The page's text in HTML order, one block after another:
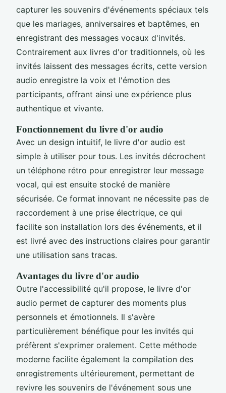
capturer les souvenirs d'événements spéciaux tels
que les mariages, anniversaires et baptêmes, en
enregistrant des messages vocaux d'invités.
Contrairement aux livres d'or traditionnels, où les
invités laissent des messages écrits, cette version
audio enregistre la voix et l'émotion des
participants, offrant ainsi une expérience plus
authentique et vivante.
Fonctionnement du livre d'or audio
Avec un design intuitif, le livre d'or audio est
simple à utiliser pour tous. Les invités décrochent
un téléphone rétro pour enregistrer leur message
vocal, qui est ensuite stocké de manière
sécurisée. Ce format innovant ne nécessite pas de
raccordement à une prise électrique, ce qui
facilite son installation lors des événements, et il
est livré avec des instructions claires pour garantir
une utilisation sans tracas.
Avantages du livre d'or audio
Outre l'accessibilité qu'il propose, le livre d'or
audio permet de capturer des moments plus
personnels et émotionnels. Il s'avère
particulièrement bénéfique pour les invités qui
préfèrent s'exprimer oralement. Cette méthode
moderne facilite également la compilation des
enregistrements ultérieurement, permettant de
revivre les souvenirs de l'événement sous une